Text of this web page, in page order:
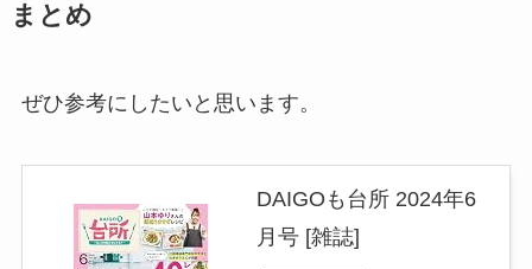
まとめ
ぜひ参考にしたいと思います。
DAIGOも台所 2024年6
月号 [雑誌]